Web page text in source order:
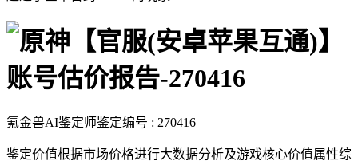
氪金兽AI鉴定师鉴定编号 : 270416
鉴定价值根据市场价格进行大数据分析及游戏核心价值属性综